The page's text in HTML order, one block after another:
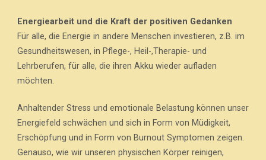
Energiearbeit und die Kraft der positiven Gedanken
Für alle, die Energie in andere Menschen investieren, z.B. im
Gesundheitswesen, in Pflege-, Heil-,Therapie- und
Lehrberufen, für alle, die ihren Akku wieder aufladen
möchten.
Anhaltender Stress und emotionale Belastung können unser
Energiefeld schwächen und sich in Form von Müdigkeit,
Erschöpfung und in Form von Burnout Symptomen zeigen.
Genauso, wie wir unseren physischen Körper reinigen,